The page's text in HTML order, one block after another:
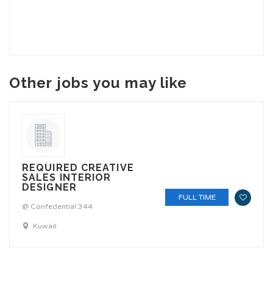
Other jobs you may like
REQUIRED CREATIVE
SALES INTERIOR
DESIGNER
@ Confedential 344
Kuwait
FULL TIME